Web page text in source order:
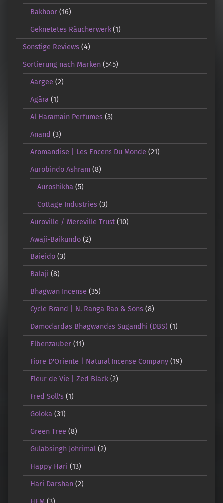
Bakhoor(16)
Geknetetes Räucherwerk(1)
Sonstige Reviews (4)
Sortierung nach Marken (545)
Aargee (2)
Agāra (1)
Al Haramain Perfumes(3)
Anand (3)
Aromandise | Les Encens Du Monde (21)
Aurobindo Ashram (8)
Auroshikha (5)
Cottage Industries (3)
Auroville / Mereville Trust(10)
Awaji-Baikundo(2)
Baieido(3)
Balaji (8)
Bhagwan Incense (35)
Cycle Brand | N. Ranga Rao & Sons(8)
Damodardas Bhagwandas Sugandhi (DBS) (1)
Elbenzauber(11)
Fiore D'Oriente | Natural Incense Company(19)
Fleur de Vie | Zed Black(2)
Fred Soll's(1)
Goloka (31)
Green Tree (8)
Gulabsingh Johrimal(2)
Happy Hari (13)
Hari Darshan(2)